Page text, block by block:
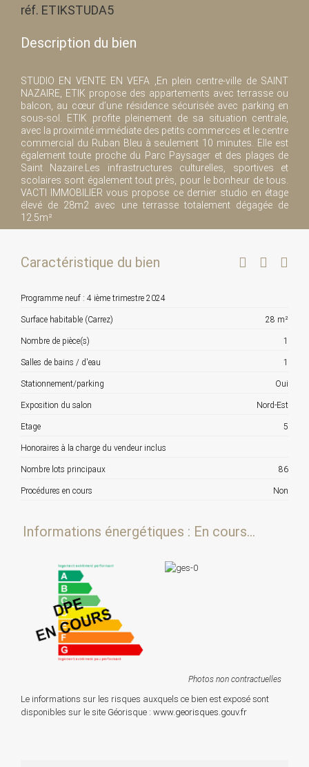
réf. ETIKSTUDA5
Description du bien
STUDIO EN VENTE EN VEFA ,En plein centre-ville de SAINT
NAZAIRE, ETIK propose des appartements avec terrasse ou
balcon, au cœur d’une résidence sécurisée avec parking en
sous-sol. ETIK profite pleinement de sa situation centrale,
avec la proximité immédiate des petits commerces et le centre
commercial du Ruban Bleu à seulement 10 minutes. Elle est
également toute proche du Parc Paysager et des plages de
Saint Nazaire.Les infrastructures culturelles, sportives et
scolaires sont également tout près, pour le bonheur de tous.
VACTI IMMOBILIER vous propose ce dernier studio en étage
élevé de 28m2 avec une terrasse totalement dégagée de
12.5m²
Caractéristique du bien
Programme neuf : 4 ième trimestre 2024
Surface habitable (Carrez) 28 m²
Nombre de pièce(s) 1
Salles de bains / d'eau 1
Stationnement/parking Oui
Exposition du salon Nord-Est
Etage 5
Honoraires à la charge du vendeur inclus
Nombre lots principaux 86
Procédures en cours Non
Informations énergétiques : En cours...
Photos non contractuelles
Le informations sur les risques auxquels ce bien est exposé sont
disponibles sur le site Géorisque : www.georisques.gouv.fr